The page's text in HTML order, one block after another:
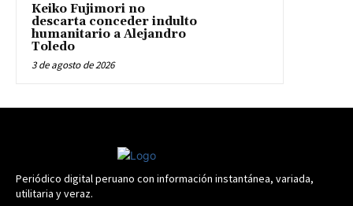
Keiko Fujimori no
descarta conceder indulto
humanitario a Alejandro
Toledo
3 de agosto de 2026
Periódico digital peruano con información instantánea, variada,
utilitaria y veraz.